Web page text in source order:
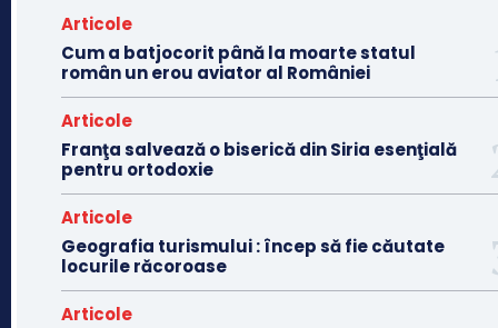
Articole
Cum a batjocorit până la moarte statul
român un erou aviator al României
Articole
Franţa salvează o biserică din Siria esenţială
pentru ortodoxie
Articole
Geografia turismului : încep să fie căutate
locurile răcoroase
Articole